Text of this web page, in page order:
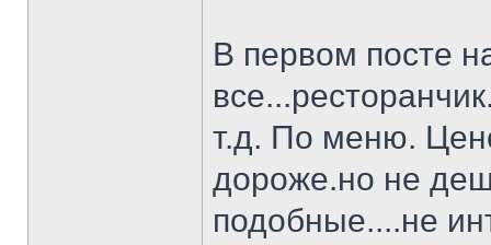
В первом посте
т.д. По меню.
дороже.но не
подобные....не